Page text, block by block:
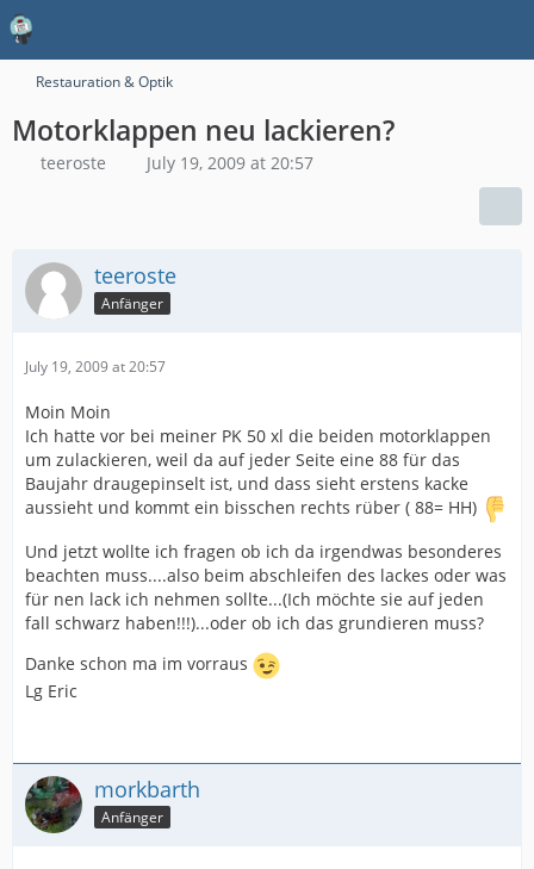
Restauration & Optik
Motorklappen neu lackieren?
teeroste July 19, 2009 at 20:57
teeroste
Anfänger
July 19, 2009 at 20:57
Moin Moin
Ich hatte vor bei meiner PK 50 xl die beiden motorklappen
um zulackieren, weil da auf jeder Seite eine 88 für das
Baujahr draugepinselt ist, und dass sieht erstens kacke
aussieht und kommt ein bisschen rechts rüber ( 88= HH)
Und jetzt wollte ich fragen ob ich da irgendwas besonderes
beachten muss....also beim abschleifen des lackes oder was
für nen lack ich nehmen sollte...(Ich möchte sie auf jeden
fall schwarz haben!!!)...oder ob ich das grundieren muss?
Danke schon ma im vorraus
Lg Eric
morkbarth
Anfänger